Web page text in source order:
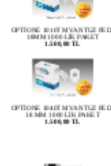
OPTİONE 1010TM VANTUZ PEDİ
18MM 1000 LİK PAKET
1.500,00 TL
OPTİONE 1040TM VANTUZ PEDİ
18 MM 1000 LİK PAKET
1.500,00 TL